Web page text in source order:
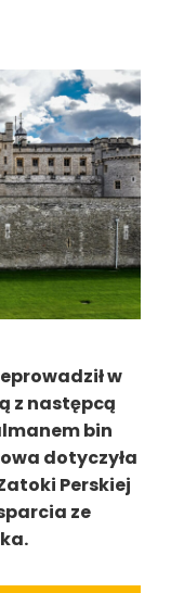
w
z następcą
bin
dotyczyła
Perskiej
ze